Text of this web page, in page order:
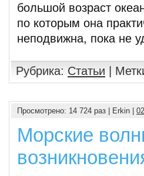
большой возраст
по которым она
неподвижна, пока не
Рубрика: Статьи |
Просмотрено: 14 724 раз | Erkin |
Морские